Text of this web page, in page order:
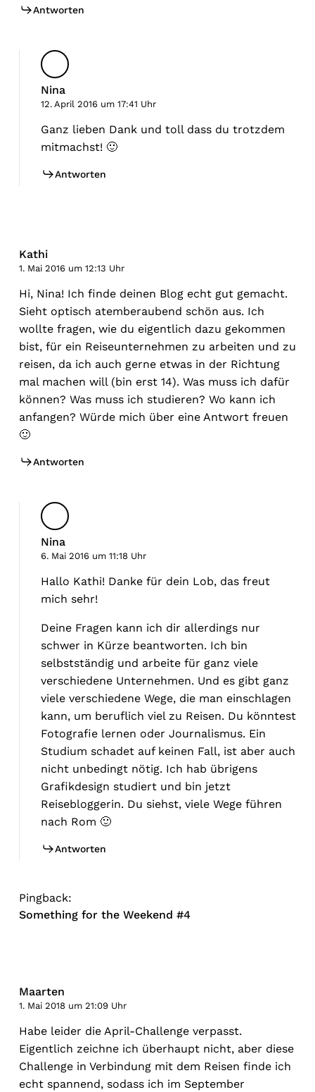
Antworten
Nina
12. April 2016 um 17:41 Uhr
Ganz lieben Dank und toll dass du trotzdem
mitmachst! 🙂
Antworten
Kathi
1. Mai 2016 um 12:13 Uhr
Hi, Nina! Ich finde deinen Blog echt gut gemacht.
Sieht optisch atemberaubend schön aus. Ich
wollte fragen, wie du eigentlich dazu gekommen
bist, für ein Reiseunternehmen zu arbeiten und zu
reisen, da ich auch gerne etwas in der Richtung
mal machen will (bin erst 14). Was muss ich dafür
können? Was muss ich studieren? Wo kann ich
anfangen? Würde mich über eine Antwort freuen
🙂
Antworten
Nina
6. Mai 2016 um 11:18 Uhr
Hallo Kathi! Danke für dein Lob, das freut
mich sehr!
Deine Fragen kann ich dir allerdings nur
schwer in Kürze beantworten. Ich bin
selbstständig und arbeite für ganz viele
verschiedene Unternehmen. Und es gibt ganz
viele verschiedene Wege, die man einschlagen
kann, um beruflich viel zu Reisen. Du könntest
Fotografie lernen oder Journalismus. Ein
Studium schadet auf keinen Fall, ist aber auch
nicht unbedingt nötig. Ich hab übrigens
Grafikdesign studiert und bin jetzt
Reisebloggerin. Du siehst, viele Wege führen
nach Rom 🙂
Antworten
Pingback:
Something for the Weekend #4
Maarten
1. Mai 2018 um 21:09 Uhr
Habe leider die April-Challenge verpasst.
Eigentlich zeichne ich überhaupt nicht, aber diese
Challenge in Verbindung mit dem Reisen finde ich
echt spannend, sodass ich im September